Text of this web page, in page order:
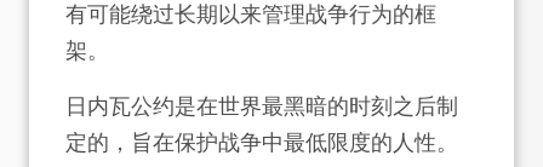
有可能绕过长期以来管理战争行为的框
架。
日内瓦公约是在世界最黑暗的时刻之后制
定的，旨在保护战争中最低限度的人性。